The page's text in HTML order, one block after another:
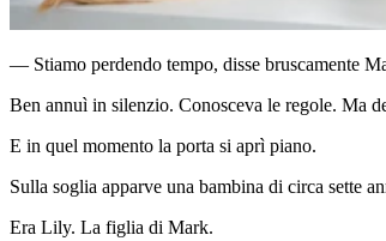
— Stiamo perdendo tempo, disse bruscamente
Ben annuì in silenzio. Conosceva le regole. Ma
E in quel momento la porta si aprì piano.
Sulla soglia apparve una bambina di circa sette
Era Lily. La figlia di Mark.